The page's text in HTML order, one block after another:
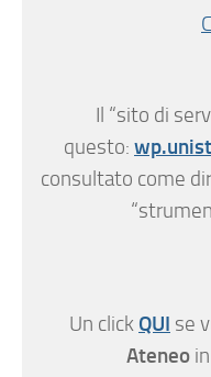
Il “sito di
questo:
consultato come
Un click QUI se
Ateneoin